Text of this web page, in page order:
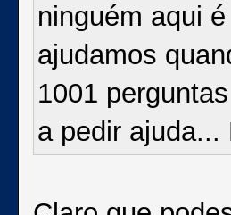
ninguém aqui
ajudamos
1001
a pedir